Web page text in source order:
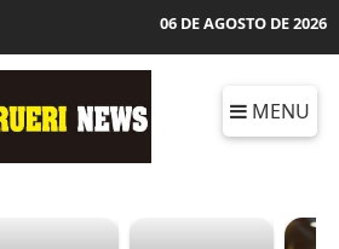
06 DE AGOSTO DE 2026
MENU